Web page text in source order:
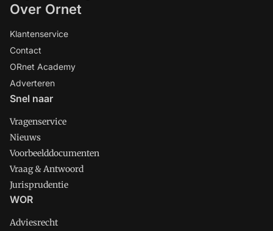
Over Ornet
Klantenservice
Contact
ORnet Academy
Adverteren
Snel naar
Vragenservice
Nieuws
Voorbeelddocumenten
Vraag & Antwoord
Jurisprudentie
WOR
Adviesrecht